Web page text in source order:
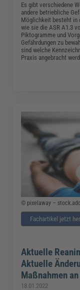
Es gibt verschiedene
andere betriebliche
Möglichkeit besteht in
wie sie die ASR A1.3
Piktogramme und
Gefährdungen zu
sind welche
Praxis angebracht
© pixelaway –
Fachartikel jetzt
Aktuelle
Aktuelle
Maßnahmen
18.01.2022